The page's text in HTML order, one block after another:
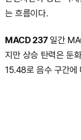
는 흐름이다.
MACD 237 일간
지만 상승 탄력은 둔
15.48로 음수 구간에